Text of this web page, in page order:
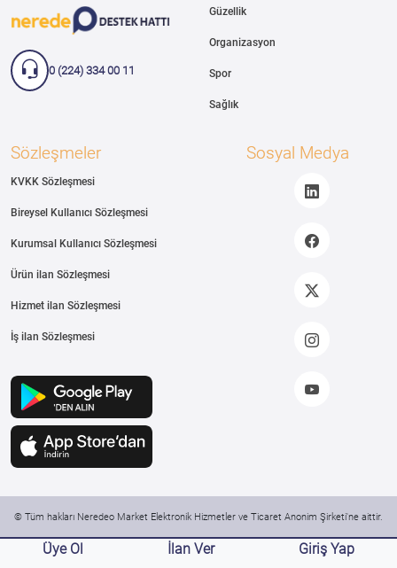
0 (224) 334 00 11
Güzellik
Organizasyon
Spor
Sağlık
Sözleşmeler
KVKK Sözleşmesi
Bireysel Kullanıcı Sözleşmesi
Kurumsal Kullanıcı Sözleşmesi
Ürün ilan Sözleşmesi
Hizmet ilan Sözleşmesi
İş ilan Sözleşmesi
Sosyal Medya
© Tüm hakları Neredeo Market Elektronik Hizmetler ve Ticaret Anonim Şirketi'ne aittir.
Üye Ol İlan Ver Giriş Yap